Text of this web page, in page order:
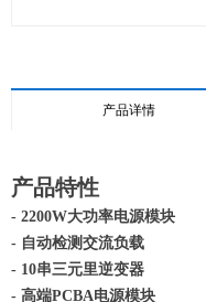
产品详情
产品特性
- 2200W大功率电源模块
- 自动检测交流负载
- 10串三元里逆变器
- 高端PCBA电源模块